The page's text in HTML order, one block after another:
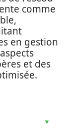
comme
en gestion
et des